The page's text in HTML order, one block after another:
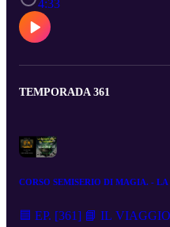
chiedere al mondo di
seguirà. ▶️ Playlist completa:
4:33
TEMPORADA 361
CORSO SEMISERIO DI MAGIA. -
🟦 EP. [361] 📘 IL